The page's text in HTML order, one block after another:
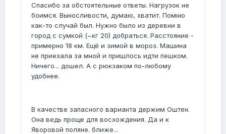
Спасибо за обстоятельные ответы. Нагрузок не
боимся. Выносливости, думаю, хватит. Помню
как-то случай был. Нужно было из деревни в
город с сумкой (~кг 20) добраться. Расстояние -
примерно 18 км. Ещё и зимой в мороз. Машина
не приехала за мной и пришлось идти пешком.
Ничего... дошел. А с рюкзаком по-любому
удобнее.
В качестве запасного варианта держим Оштен.
Она ведь проще для восхождения. Да и к
Яворовой поляне. ближе...